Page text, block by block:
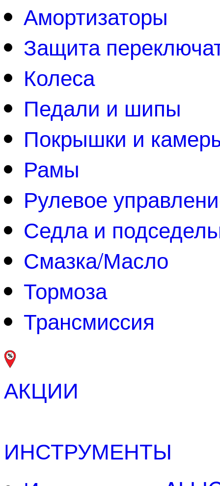
Амортизаторы
Защита
Колеса
Педали и шипы
Покрышки и
Рамы
Рулевое
Седла и
Смазка/Масло
Тормоза
Трансмиcсия
АКЦИИ
ИНСТРУМЕНТЫ